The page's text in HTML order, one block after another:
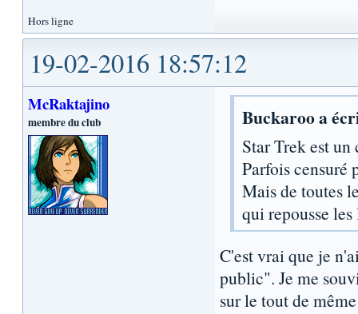
Hors ligne
19-02-2016 18:57:12
McRaktajino
membre du club Buckaroo a
Star Trek est
Parfois censuré
Mais de toutes
qui repousse
C'est vrai que je
public". Je me
sur le tout de